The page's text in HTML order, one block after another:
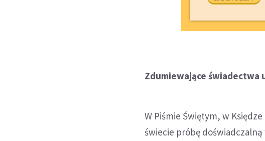
Zdumiewające świadectwa
W Piśmie Świętym, w
świecie próbę